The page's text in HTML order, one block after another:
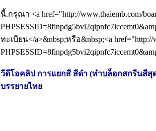
นี้.กรุณา <a href="http://www.thaiemb.com/
ทะเบียน</a>&nbsp;หรือ&nbsp;<a href="http://
วีดีโอคลิป การแยกสี สีดำ (ทำบล็อกสกรีนสีสุ
บรรยายไทย